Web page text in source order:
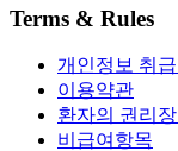
Terms & Rules
개인정보 취
이용약관
환자의 권리
비급여항목